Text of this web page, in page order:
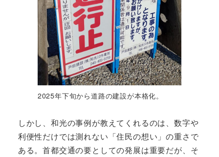
2025年下旬から道路の建設が本格化。
しかし、和光の事例が教えてくれるのは、数字や
利便性だけでは測れない「住民の想い」の重さで
ある。首都交通の要としての発展は重要だが、そ